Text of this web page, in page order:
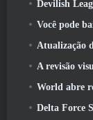
Devilish
Você pode
Atualização de abril
A revisão visual de
World abre
Delta Force Season